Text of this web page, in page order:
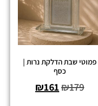
פמוטי שבת הדלקת נרות |
כסף
₪179
₪161